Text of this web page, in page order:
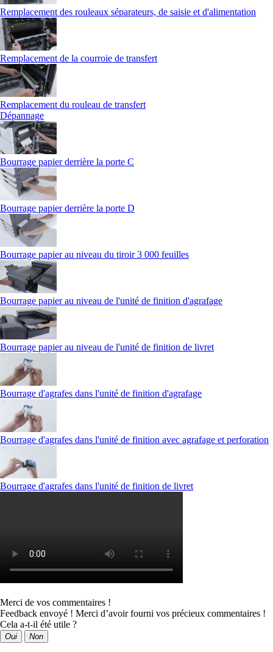
Remplacement des rouleaux séparateurs, de saisie et d'alimentation
Remplacement de la courroie de transfert
Remplacement du rouleau de transfert
Dépannage
Bourrage papier derrière la porte C
Bourrage papier derrière la porte D
Bourrage papier au niveau du tiroir 3 000 feuilles
Bourrage papier au niveau de l'unité de finition d'agrafage
Bourrage papier au niveau de l'unité de finition de livret
Bourrage d'agrafes dans l'unité de finition d'agrafage
Bourrage d'agrafes dans l'unité de finition avec agrafage et perforation
Bourrage d'agrafes dans l'unité de finition de livret
Merci de vos commentaires !
Feedback envoyé ! Merci d’avoir fourni vos précieux commentaires !
Cela a-t-il été utile ?
Oui Non